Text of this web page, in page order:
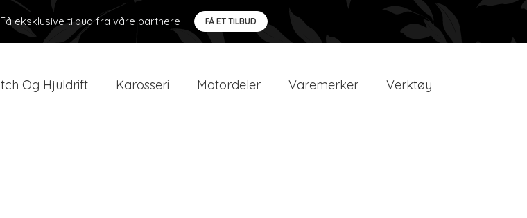
Få eksklusive tilbud fra våre partnere FÅ ET TILBUD
Og Hjuldrift Karosseri Motordeler Varemerker Verktøy